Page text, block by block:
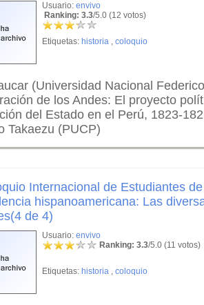
Usuario: envivo
Ranking: 3.3/5.0 (12 votos)
Etiquetas: historia , coloquio
(Universidad Nacional
de los Andes: El proyecto
del Estado en el Perú, 1823-
Takaezu (PUCP)
Internacional de Estudiantes
hispanoamericana: Las
de 4)
Usuario: envivo
Ranking: 3.3/5.0 (11 votos)
Etiquetas: historia , coloquio